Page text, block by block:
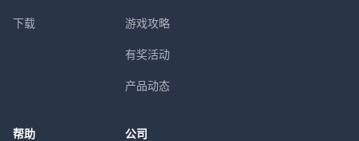
下载 游戏攻略
有奖活动
产品动态
帮助 公司